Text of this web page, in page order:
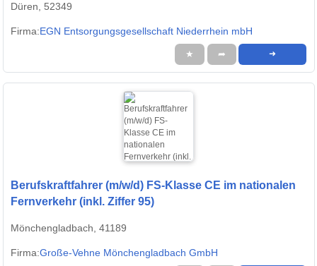
Düren, 52349
Firma:EGN Entsorgungsgesellschaft Niederrhein mbH
★ ➦ ➜
Berufskraftfahrer (m/w/d) FS-Klasse CE im nationalen
Fernverkehr (inkl. Ziffer 95)
Mönchengladbach, 41189
Firma:Große-Vehne Mönchengladbach GmbH